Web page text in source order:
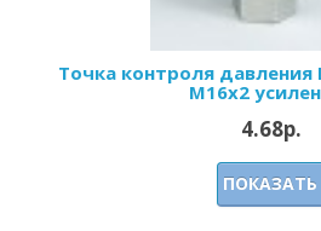
Точка контроля давления
M16x2
4.68р.
ПОКАЗАТЬ